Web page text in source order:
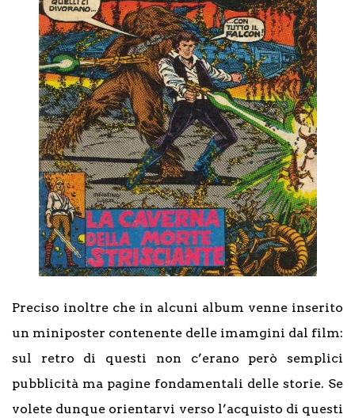
Preciso inoltre che in alcuni album venne inserito
un miniposter contenente delle imamgini dal film:
sul retro di questi non c’erano però semplici
pubblicità ma pagine fondamentali delle storie. Se
volete dunque orientarvi verso l’acquisto di questi